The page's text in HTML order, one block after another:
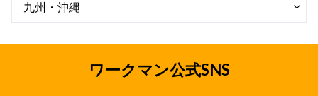
九州・沖縄
ワークマン公式SNS